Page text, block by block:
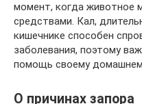
момент, когда животное
средствами. Кал,
кишечнике способен
заболевания, поэтому
помощь своему
О причинах запора